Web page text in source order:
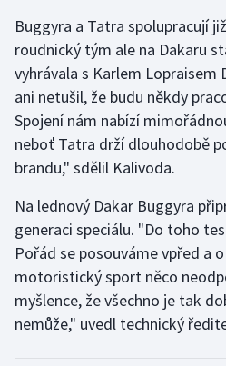
Judo
Krasobruslení
Lezení
Moderní pětiboj
Motorsport
Olympijské hry
Buggyra a Tatra spolupracují
roudnický tým ale na Dakaru
vyhrávala s Karlem Lopraisem
ani netušil, že budu někdy
Spojení nám nabízí
neboť Tatra drží dlouhodobě
brandu," sdělil Kalivoda.
Na lednový Dakar Buggyra
generaci speciálu. "Do toho
Pořád se posouváme vpřed a
motoristický sport něco
myšlence, že všechno je tak
nemůže," uvedl technický